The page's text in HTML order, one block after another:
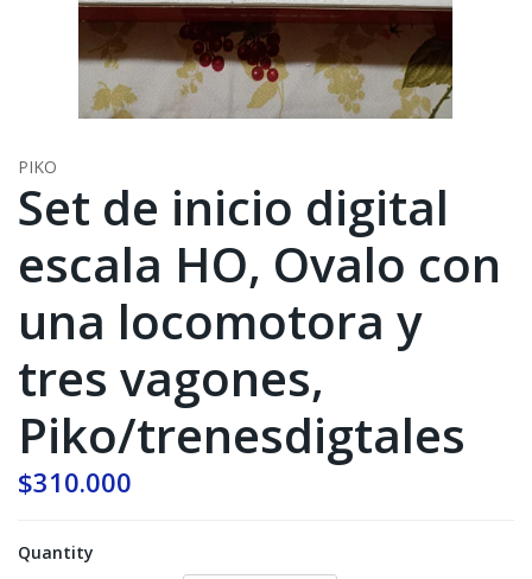
PIKO
Set de inicio digital
escala HO, Ovalo con
una locomotora y
tres vagones,
Piko/trenesdigtales
$310.000
Quantity